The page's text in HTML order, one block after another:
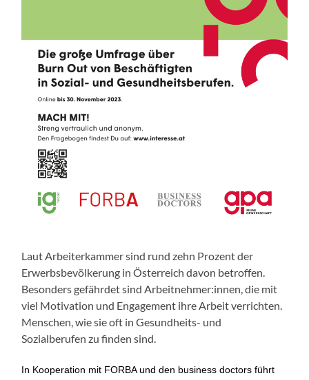
Laut Arbeiterkammer sind rund zehn Prozent der
Erwerbsbevölkerung in Österreich davon betroffen.
Besonders gefährdet sind Arbeitnehmer:innen, die mit
viel Motivation und Engagement ihre Arbeit verrichten.
Menschen, wie sie oft in Gesundheits- und
Sozialberufen zu finden sind.
In Kooperation mit FORBA und den business doctors führt